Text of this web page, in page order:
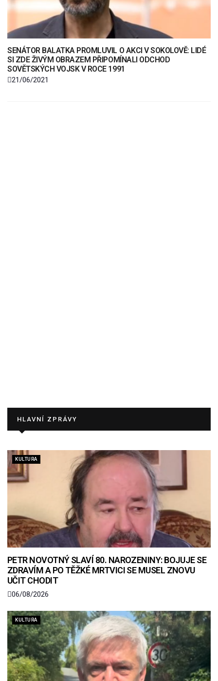
SENÁTOR BALATKA PROMLUVIL O AKCI V SOKOLOVĚ: LIDÉ
SI ZDE ŽIVÝM OBRAZEM PŘIPOMÍNALI ODCHOD
SOVĚTSKÝCH VOJSK V ROCE 1991
21/06/2021
HLAVNÍ ZPRÁVY
KULTURA
PETR NOVOTNÝ SLAVÍ 80. NAROZENINY: BOJUJE SE
ZDRAVÍM A PO TĚŽKÉ MRTVICI SE MUSEL ZNOVU
UČIT CHODIT
06/08/2026
KULTURA